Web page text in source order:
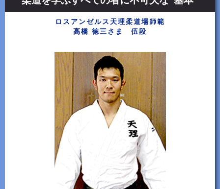
ロスアンゼルス天理柔道場師範
高橋 徳三さま 伍段